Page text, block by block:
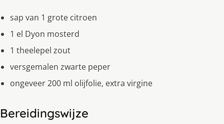
sap van 1 grote citroen
1 el Dyon mosterd
1 theelepel zout
versgemalen zwarte peper
ongeveer 200 ml olijfolie, extra virgine
Bereidingswijze